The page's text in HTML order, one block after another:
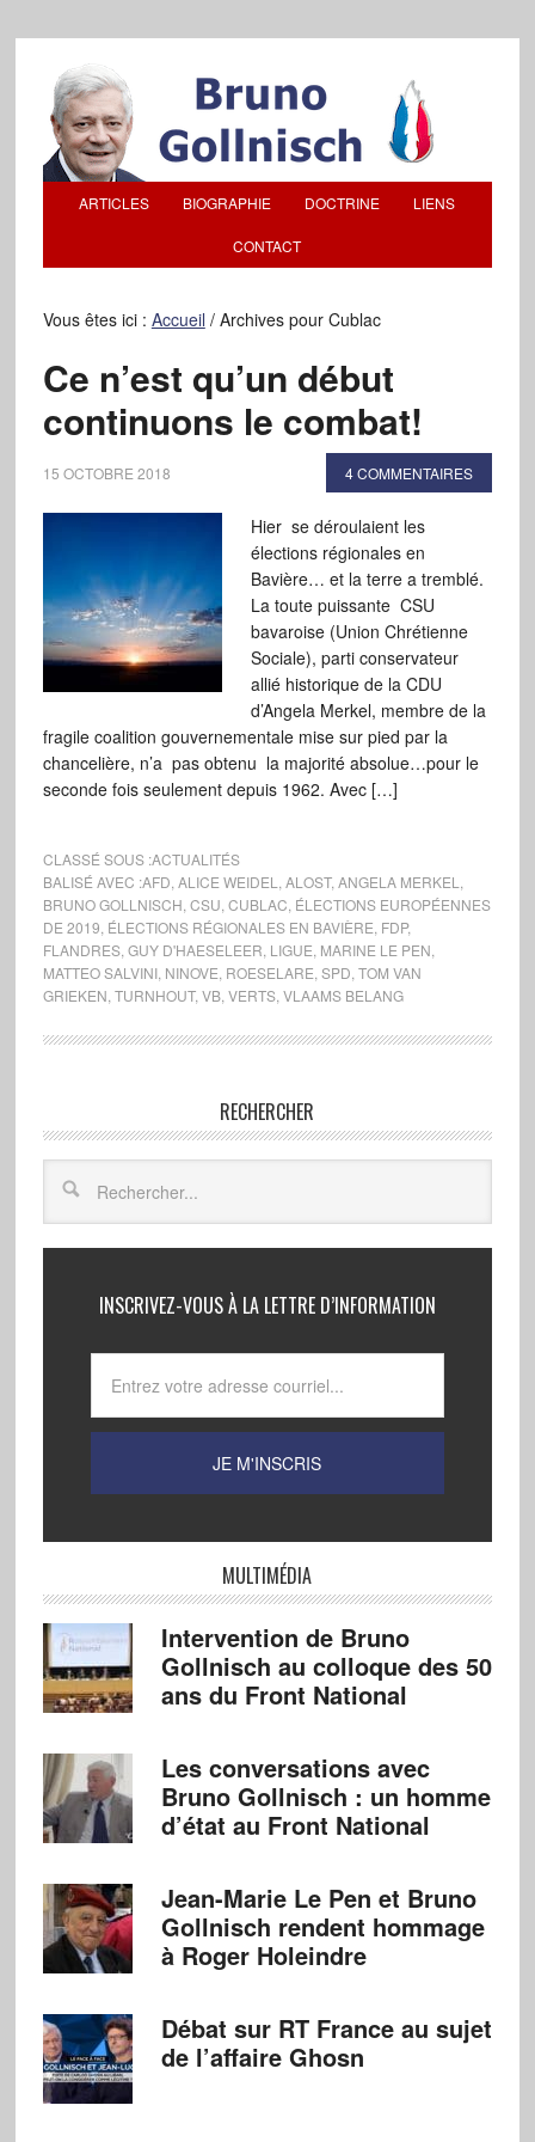
ARTICLES BIOGRAPHIE DOCTRINE LIENS
CONTACT
Vous êtes ici : Accueil /Archives pour Cublac
Ce n’est qu’un début
continuons le combat!
15 OCTOBRE 2018 4 COMMENTAIRES
Hier se déroulaient les
élections régionales en
Bavière… et la terre a tremblé.
La toute puissante CSU
bavaroise (Union Chrétienne
Sociale), parti conservateur
allié historique de la CDU
d’Angela Merkel, membre de la
fragile coalition gouvernementale mise sur pied par la
chancelière, n’a pas obtenu la majorité absolue…pour le
seconde fois seulement depuis 1962. Avec […]
CLASSÉ SOUS :ACTUALITÉS
BALISÉ AVEC :AFD ALICE WEIDEL ALOST, ANGELA MERKEL
BRUNO GOLLNISCH CSU CUBLAC ÉLECTIONS EUROPÉENNES
DE 2019 ÉLECTIONS RÉGIONALES EN BAVIÈRE FDP,
FLANDRES, GUY D'HAESELEER LIGUE MARINE LE PEN
MATTEO SALVINI, NINOVE ROESELARE SPD TOM VAN
GRIEKEN TURNHOUT, VB, VERTS, VLAAMS BELANG
RECHERCHER
INSCRIVEZ-VOUS À LA LETTRE D’INFORMATION
MULTIMÉDIA
Intervention de Bruno
Gollnisch au colloque des 50
ans du Front National
Les conversations avec
Bruno Gollnisch : un homme
d’état au Front National
Jean-Marie Le Pen et Bruno
Gollnisch rendent hommage
à Roger Holeindre
Débat sur RT France au sujet
de l’affaire Ghosn